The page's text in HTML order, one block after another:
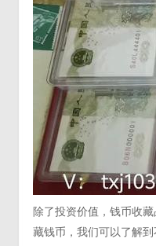
除了投资价值，钱币收
藏钱币，我们可以了解